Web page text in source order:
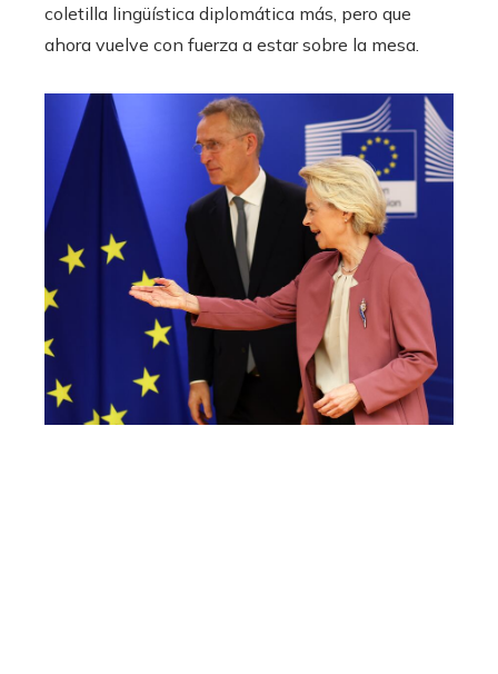
coletilla lingüística diplomática más, pero que
ahora vuelve con fuerza a estar sobre la mesa.